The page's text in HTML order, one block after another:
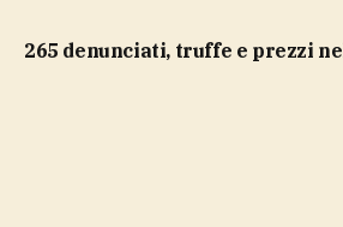
265 denunciati, truffe e prezzi